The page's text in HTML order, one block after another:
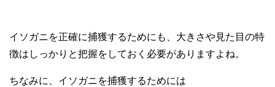
イソガニを正確に捕獲するためにも、大きさや見た目の特
徴はしっかりと把握をしておく必要がありますよね。
ちなみに、イソガニを捕獲するためには